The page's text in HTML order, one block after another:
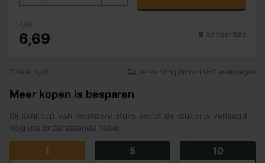
7,85
6,69 op voorraad
Totaal: 6,69 Verzending binnen 0-2 werkdagen
Meer kopen is besparen
Bij aankoop van meerdere stuks wordt de stukprijs verlaagd
volgens onderstaande tabel.
1
5
10